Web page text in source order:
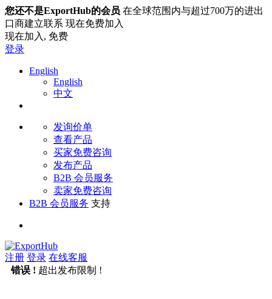
您还不是ExportHub的会员 在全球范围内与超过700万的进出
口商建立联系 现在免费加入
现在加入, 免费
登录
English
English
中文
发询价单
查看产品
买家免费咨询
发布产品
B2B 会员服务
卖家免费咨询
B2B 会员服务 支持
注册 登录 在线客服
错误 ! 超出发布限制 !